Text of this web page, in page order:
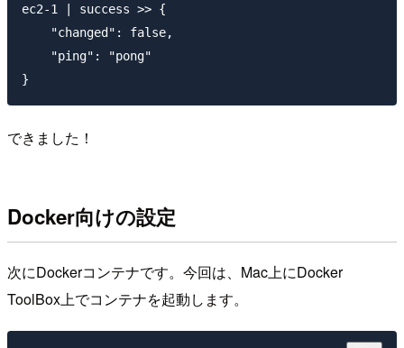
ec2-1 | success >> {
    "changed": false,
    "ping": "pong"
できました！
Docker向けの設定
次にDockerコンテナです。今回は、Mac上にDocker
ToolBox上でコンテナを起動します。